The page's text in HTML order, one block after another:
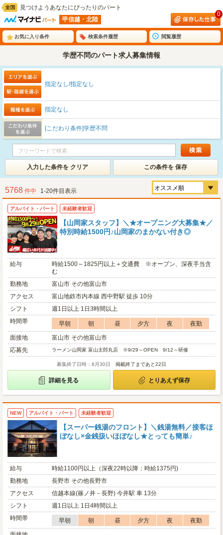
見つけようあなたにぴったりのパート
甲信越・北陸
0
お気に入り条件 検索条件履歴 閲覧履歴
学歴不問のパート求人募集情報
指定なし/指定なし
指定なし
[こだわり条件]学歴不問
入力した条件を クリア この条件を 保存
5768 件中 1-20件目表示
アルバイト・パート 未経験者歓迎
【山岡家スタッフ】＼★オープニング大募集★／
特別時給1500円♪山岡家のまかない付き◎
給与
時給1500～1825円以上＋交通費 ※オープン、深夜手当含
む
勤務地
富山市 その他富山市
アクセス
富山地鉄市内本線 西中野駅 徒歩 10分
シフト
週1日以上 1日3時間以上
時間帯
早朝 朝 昼 夕方 夜
夜勤
面接地
富山市 その他富山市
応募先
ラーメン山岡家 富山太郎丸店 ※9/29～OPEN 9/12～研修
募集終了日時：8月30日 掲載終了まであと22日
詳細を見る とりあえず保存
NEW アルバイト・パート 未経験者歓迎
【スーパー銭湯のフロント】＼銭湯無料／接客ほ
ぼなし×金銭扱いほぼなし★とっても簡単♪
給与
時給1100円以上（深夜22時以降：時給1375円)
勤務地
長野市 その他長野市
アクセス
信越本線(篠ノ井－長野) 今井駅 車 13分
シフト
週1日以上 1日4時間以上
時間帯
早朝 朝 昼 夕方 夜
夜勤